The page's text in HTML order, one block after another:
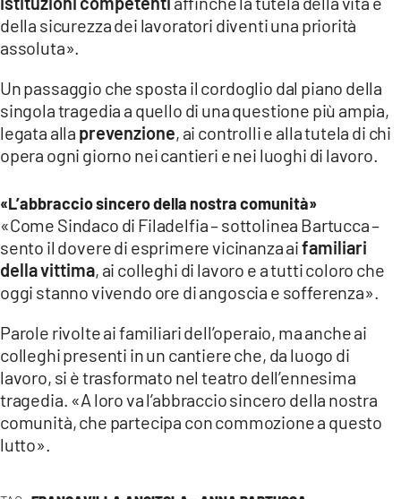
della sicurezza dei lavoratori diventi una priorità
assoluta».
Un passaggio che sposta il cordoglio dal piano della
singola tragedia a quello di una questione più ampia,
legata alla prevenzione, ai controlli e alla tutela di chi
opera ogni giorno nei cantieri e nei luoghi di lavoro.
«L’abbraccio sincero della nostra comunità»
«Come Sindaco di Filadelfia – sottolinea Bartucca –
sento il dovere di esprimere vicinanza aifamiliari
della vittima, ai colleghi di lavoro e a tutti coloro che
oggi stanno vivendo ore di angoscia e sofferenza».
Parole rivolte ai familiari dell’operaio, ma anche ai
colleghi presenti in un cantiere che, da luogo di
lavoro, si è trasformato nel teatro dell’ennesima
tragedia. «A loro va l’abbraccio sincero della nostra
comunità, che partecipa con commozione a questo
lutto».